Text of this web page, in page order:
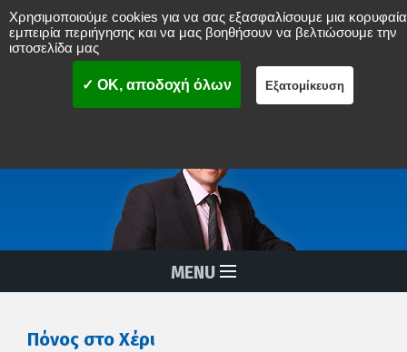
Νικόλαος Δ. Μπενάρδος
ΣΠΟΝΔΥΛΙΚΗΣ ΣΤΗΛΗΣ
MISS
(Ελάχιστα επεμβατική χειρουργική σπονδυλικής στήλης)
Διαδερμικές Αναίμακτες Επεμβάσεις Σπονδυλικής Στήλης
MENU
Πόνος στο Χέρι
Χρησιμοποιούμε cookies για να σας εξασφαλίσουμε μια κορυφαία
εμπειρία περιήγησης και να μας βοηθήσουν να βελτιώσουμε την
ιστοσελίδα μας
✓ OK, αποδοχή όλων Εξατομίκευση